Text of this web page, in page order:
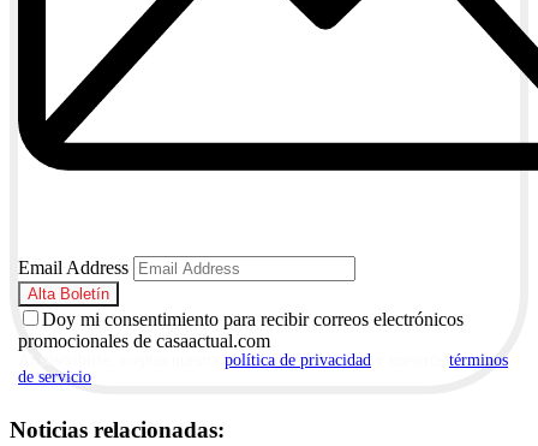
Email Address
Doy mi consentimiento para recibir correos electrónicos
promocionales de casaactual.com
política de privacidad
términos
de servicio
Noticias relacionadas: